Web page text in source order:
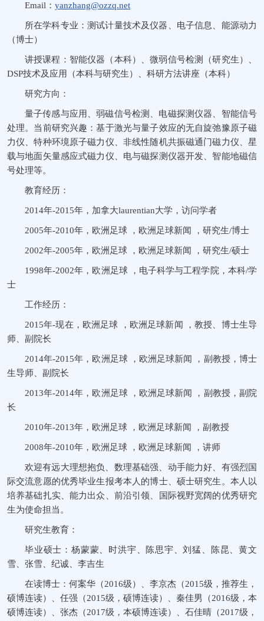
Email： yanzhang@ozzq.net
所在学科专业：测试计量技术及仪器、电子信息、能源动力
（博士）
讲授课程：智能仪器（本科）、微弱信号检测（研究生）、
DSP技术及应用（本科与研究生）、科研方法讲座（本科）
研究方向：
量子传感与应用、弱磁信号检测、电磁探测仪器、智能信号
处理。当前研究兴趣：基于激光与量子效应的无自旋弛豫原子磁
力仪、特种环境原子磁力仪、非线性随机共振磁通门磁力仪、星
载与地面矢量感应式磁力仪、电与磁探测仪器开发、智能地磁信
号处理等。
教育经历：
2014年-2015年，加拿大laurentian大学，访问学者
2005年-2010年，欧洲足球 ，欧洲足球新闻 ，研究生/博士
2002年-2005年，欧洲足球 ，欧洲足球新闻 ，研究生/硕士
1998年-2002年，欧洲足球 ，电子科学与工程学院，本科/学
士
工作经历：
2015年-现在，欧洲足球 ，欧洲足球新闻 ，教授、博士生导
师、副院长
2014年-2015年，欧洲足球 ，欧洲足球新闻 ，副教授，博士
生导师、副院长
2013年-2014年，欧洲足球 ，欧洲足球新闻 ，副教授，副院
长
2010年-2013年，欧洲足球 ，欧洲足球新闻 ，副教授
2008年-2010年，欧洲足球 ，欧洲足球新闻 ，讲师
欢迎有远大理想抱负、数理基础强、动手能力好、有强烈国
际交流意愿的优秀毕业生报考本人的博士、硕士研究生。本人以
培养基础扎实、能力出众、前沿引领、国际视野宽阔的优秀研究
生为使命担当。
研究生教育：
毕业硕士：杨蒙蒙、时洪宇、陈思宇、刘猛、陈昆、黄文
雪、张雪、纪诚、李吉生
在读博士：何案华（2016级）、李京杰（2015级，推荐生，
硕博连读）、任强（2015级，硕博连读）、秦佳男（2016级，本
硕博连读）、张杰（2017级，本硕博连读）、石佳晴（2017级，